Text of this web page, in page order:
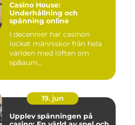
Casino House:
Underhållning och
spänning online
I decennier har casinon
lockat människor från hela
världen med löften om
sp&aum...
19. jun
Upplev spänningen på